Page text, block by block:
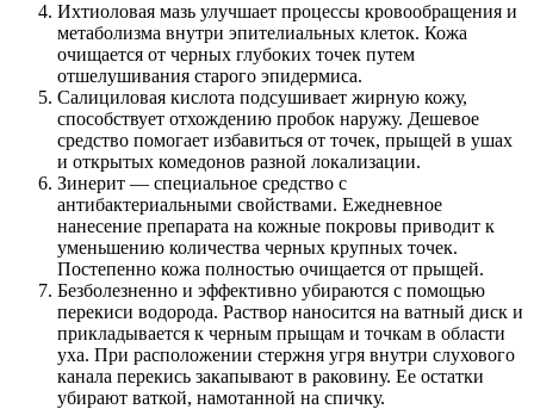
Ихтиоловая мазь улучшает процессы кровообращения и
метаболизма внутри эпителиальных клеток. Кожа
очищается от черных глубоких точек путем
отшелушивания старого эпидермиса.
Салициловая кислота подсушивает жирную кожу,
способствует отхождению пробок наружу. Дешевое
средство помогает избавиться от точек, прыщей в ушах
и открытых комедонов разной локализации.
Зинерит — специальное средство с
антибактериальными свойствами. Ежедневное
нанесение препарата на кожные покровы приводит к
уменьшению количества черных крупных точек.
Постепенно кожа полностью очищается от прыщей.
Безболезненно и эффективно убираются с помощью
перекиси водорода. Раствор наносится на ватный диск и
прикладывается к черным прыщам и точкам в области
уха. При расположении стержня угря внутри слухового
канала перекись закапывают в раковину. Ее остатки
убирают ваткой, намотанной на спичку.